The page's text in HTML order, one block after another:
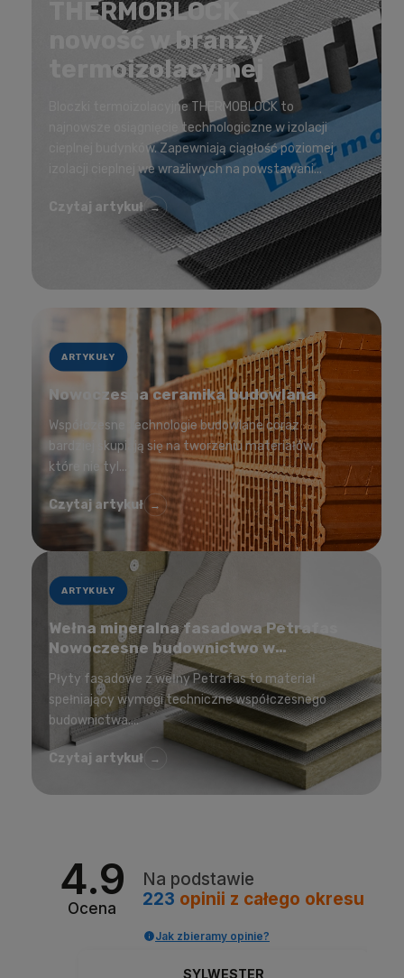
THERMOBLOCK –
nowość w branży
termoizolacyjnej
Bloczki termoizolacyjne THERMOBLOCK to
najnowsze osiągnięcie technologiczne w izolacji
cieplnej budynków. Zapewniają ciągłość poziomej
izolacji cieplnej we wrażliwych na powstawani...
Czytaj artykuł →
ARTYKUŁY
Nowoczesna ceramika budowlana
Współczesne technologie budowlane coraz
bardziej skupiają się na tworzeniu materiałów,
które nie tyl...
Czytaj artykuł →
ARTYKUŁY
Wełna mineralna fasadowa Petrafas
Nowoczesne budownictwo w
korzystnej cenie
Płyty fasadowe z wełny Petrafas to materiał
spełniający wymogi techniczne współczesnego
budownictwa....
Czytaj artykuł →
4.9
Ocena
Na podstawie
223 opinii z całego okresu
Jak zbieramy opinie?
SYLWESTER